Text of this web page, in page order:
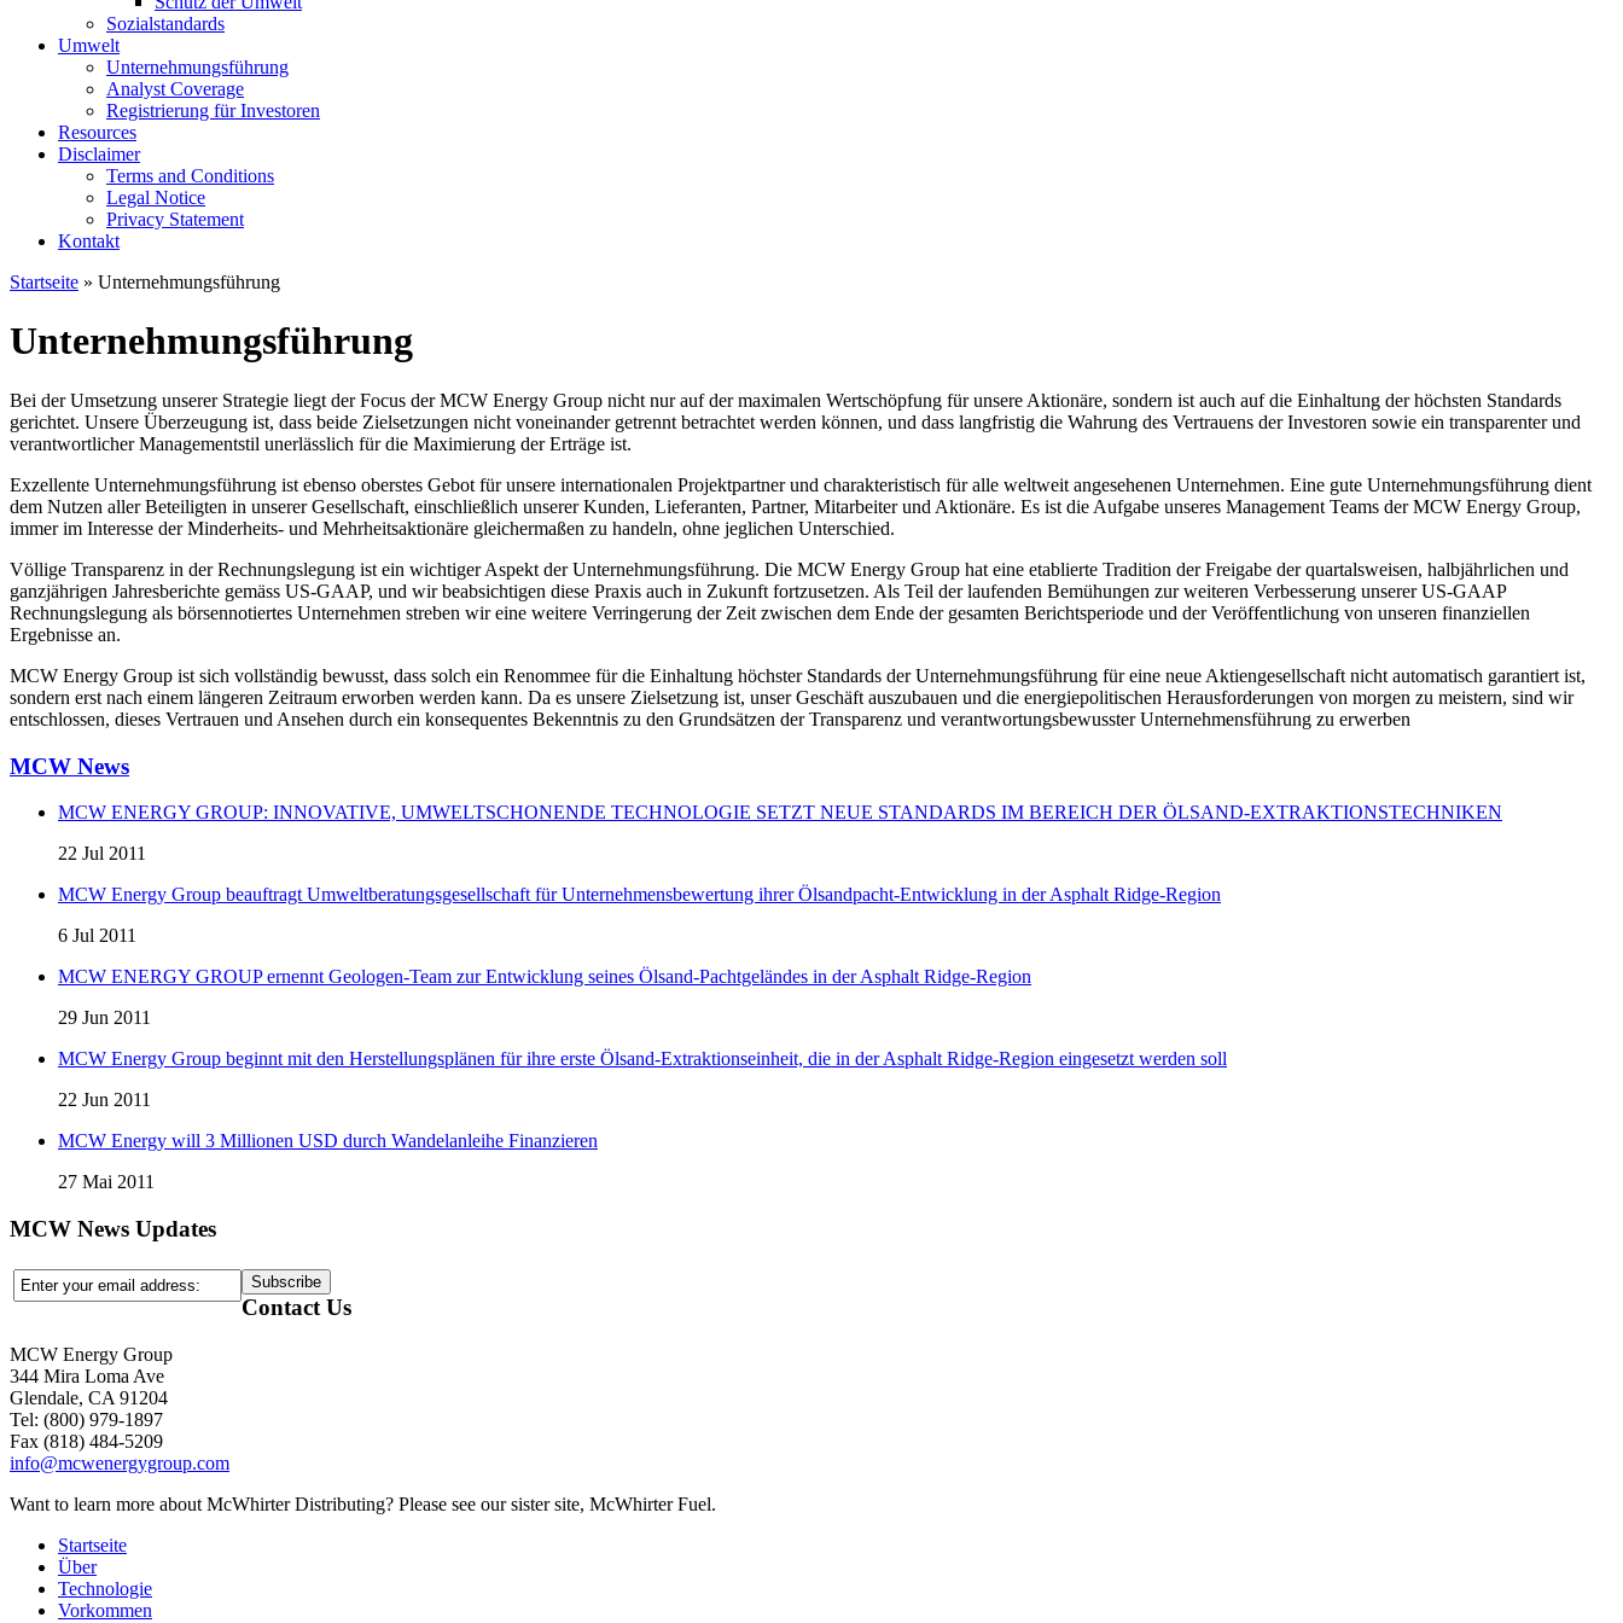
Sozialstandards
Umwelt
Unternehmungsführung
Analyst Coverage
Registrierung für Investoren
Resources
Disclaimer
Terms and Conditions
Legal Notice
Privacy Statement
Kontakt
Startseite » Unternehmungsführung
Unternehmungsführung
Bei der Umsetzung unserer Strategie liegt der Focus der MCW Energy Group nicht nur auf der maximalen Wertschöpfung für unsere Aktionäre, sondern ist auch auf die Einhaltung der höchsten Standards
gerichtet. Unsere Überzeugung ist, dass beide Zielsetzungen nicht voneinander getrennt betrachtet werden können, und dass langfristig die Wahrung des Vertrauens der Investoren sowie ein transparenter und
verantwortlicher Managementstil unerlässlich für die Maximierung der Erträge ist.
Exzellente Unternehmungsführung ist ebenso oberstes Gebot für unsere internationalen Projektpartner und charakteristisch für alle weltweit angesehenen Unternehmen. Eine gute Unternehmungsführung dient
dem Nutzen aller Beteiligten in unserer Gesellschaft, einschließlich unserer Kunden, Lieferanten, Partner, Mitarbeiter und Aktionäre. Es ist die Aufgabe unseres Management Teams der MCW Energy Group,
immer im Interesse der Minderheits- und Mehrheitsaktionäre gleichermaßen zu handeln, ohne jeglichen Unterschied.
Völlige Transparenz in der Rechnungslegung ist ein wichtiger Aspekt der Unternehmungsführung. Die MCW Energy Group hat eine etablierte Tradition der Freigabe der quartalsweisen, halbjährlichen und
ganzjährigen Jahresberichte gemäss US-GAAP, und wir beabsichtigen diese Praxis auch in Zukunft fortzusetzen. Als Teil der laufenden Bemühungen zur weiteren Verbesserung unserer US-GAAP
Rechnungslegung als börsennotiertes Unternehmen streben wir eine weitere Verringerung der Zeit zwischen dem Ende der gesamten Berichtsperiode und der Veröffentlichung von unseren finanziellen
Ergebnisse an.
MCW Energy Group ist sich vollständig bewusst, dass solch ein Renommee für die Einhaltung höchster Standards der Unternehmungsführung für eine neue Aktiengesellschaft nicht automatisch garantiert ist,
sondern erst nach einem längeren Zeitraum erworben werden kann. Da es unsere Zielsetzung ist, unser Geschäft auszubauen und die energiepolitischen Herausforderungen von morgen zu meistern, sind wir
entschlossen, dieses Vertrauen und Ansehen durch ein konsequentes Bekenntnis zu den Grundsätzen der Transparenz und verantwortungsbewusster Unternehmensführung zu erwerben
MCW News
MCW ENERGY GROUP: INNOVATIVE, UMWELTSCHONENDE TECHNOLOGIE SETZT NEUE STANDARDS IM BEREICH DER ÖLSAND-EXTRAKTIONSTECHNIKEN
22 Jul 2011
MCW Energy Group beauftragt Umweltberatungsgesellschaft für Unternehmensbewertung ihrer Ölsandpacht-Entwicklung in der Asphalt Ridge-Region
6 Jul 2011
MCW ENERGY GROUP ernennt Geologen-Team zur Entwicklung seines Ölsand-Pachtgeländes in der Asphalt Ridge-Region
29 Jun 2011
MCW Energy Group beginnt mit den Herstellungsplänen für ihre erste Ölsand-Extraktionseinheit, die in der Asphalt Ridge-Region eingesetzt werden soll
22 Jun 2011
MCW Energy will 3 Millionen USD durch Wandelanleihe Finanzieren
27 Mai 2011
MCW News Updates
Contact Us
MCW Energy Group
344 Mira Loma Ave
Glendale, CA 91204
Tel: (800) 979-1897
Fax (818) 484-5209
info@mcwenergygroup.com
Want to learn more about McWhirter Distributing? Please see our sister site, McWhirter Fuel.
Startseite
Über
Technologie
Vorkommen